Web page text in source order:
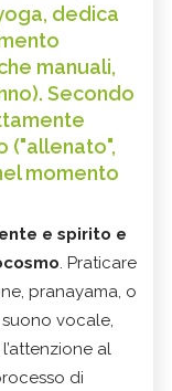
dedica
manuali,
Secondo
("allenato",
momento
e spirito e
. Praticare
pranayama, o
vocale,
al
di